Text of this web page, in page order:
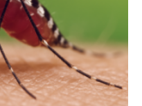
Einige Arten
dichte Geflechte
auffällig ist: Die